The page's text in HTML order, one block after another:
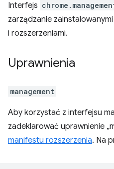
Interfejs
zarządzanie
i rozszerzeniami.
Uprawnienia
management
Aby korzystać z interfejsu
zadeklarować uprawnienie
manifestu rozszerzenia. Na